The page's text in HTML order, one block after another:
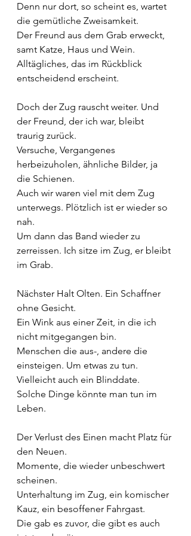
Denn nur dort, so scheint es, wartet
die gemütliche Zweisamkeit.
Der Freund aus dem Grab erweckt,
samt Katze, Haus und Wein.
Alltägliches, das im Rückblick
entscheidend erscheint.
Doch der Zug rauscht weiter. Und
der Freund, der ich war, bleibt
traurig zurück.
Versuche, Vergangenes
herbeizuholen, ähnliche Bilder, ja
die Schienen.
Auch wir waren viel mit dem Zug
unterwegs. Plötzlich ist er wieder so
nah.
Um dann das Band wieder zu
zerreissen. Ich sitze im Zug, er bleibt
im Grab.
Nächster Halt Olten. Ein Schaffner
ohne Gesicht.
Ein Wink aus einer Zeit, in die ich
nicht mitgegangen bin.
Menschen die aus-, andere die
einsteigen. Um etwas zu tun.
Vielleicht auch ein Blinddate.
Solche Dinge könnte man tun im
Leben.
Der Verlust des Einen macht Platz für
den Neuen.
Momente, die wieder unbeschwert
scheinen.
Unterhaltung im Zug, ein komischer
Kauz, ein besoffener Fahrgast.
Die gab es zuvor, die gibt es auch